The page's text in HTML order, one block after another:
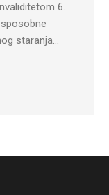
6.
staranja…